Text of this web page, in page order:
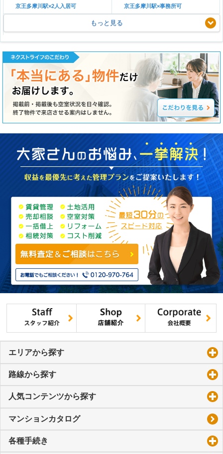
京王多摩川駅×2人入居可 京王多摩川駅×事務所可
もっと見る
エリアから探す
路線から探す
人気コンテンツから探す
マンションカタログ
各種手続き